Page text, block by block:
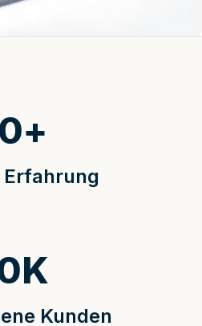
Erfahrung
0+
Kunden
K